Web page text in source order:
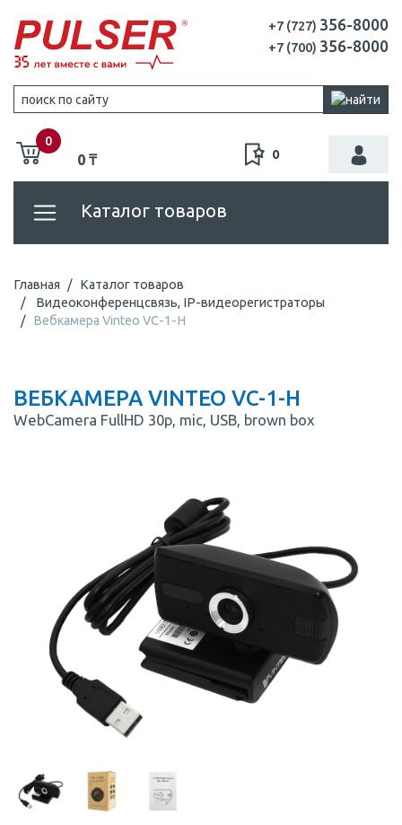
+7 (727) 356-8000
+7 (700) 356-8000
0
0 ₸ 0
Каталог товаров
Главная
Каталог товаров
Видеоконференцсвязь, IP-видеорегистраторы
Вебкамера Vinteo VC-1-H
ВЕБКАМЕРА VINTEO VC-1-H
WebCamera FullHD 30p, mic, USB, brown box